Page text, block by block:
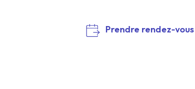
Prendre rendez-